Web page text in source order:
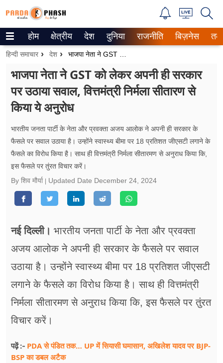
Trending on Google News
वेब स्टोरीज
उत्तर प्रदेश
गैलरी
वीडियो
रिलेशनशिप
जीवन मंत्रा
फूड
सेहत
ब्‍यूटी
जॉब्स
शिक्षा
अन्य खबरें
होम क्षेत्रीय देश दुनिया राजनीति बिज़नेस
हिन्दी समाचार देश
भाजपा नेता ने GST को लेकर अपनी ही सरकार
पर उठाया सवाल, वित्तमंत्री निर्मला सीतारण से
किया ये अनुरोध
भारतीय जनता पार्टी के नेता और प्रवक्ता अजय आलोक ने अपनी ही सरकार के
फैसले पर सवाल उठाया है। उन्होंने स्वास्थ्य बीमा पर 18 प्रतिशत जीएसटी लगाने के
फैसले का विरोध किया है। साथ ही वित्तमंत्री निर्मला सीतारमण से अनुराध किया कि,
इस फैसले पर तुंरत विचार करें।
By शिव मौर्या
Updated Date December 24, 2024
नई दिल्ली। भारतीय जनता पार्टी के नेता और प्रवक्ता
अजय आलोक ने अपनी ही सरकार के फैसले पर सवाल
उठाया है। उन्होंने स्वास्थ्य बीमा पर 18 प्रतिशत जीएसटी
लगाने के फैसले का विरोध किया है। साथ ही वित्तमंत्री
निर्मला सीतारमण से अनुराध किया कि, इस फैसले पर तुंरत
विचार करें।
पढ़ें :- PDA से पंडित तक… UP में सियासी घमासान, अखिलेश यादव पर BJP-
BSP का डबल अटैक